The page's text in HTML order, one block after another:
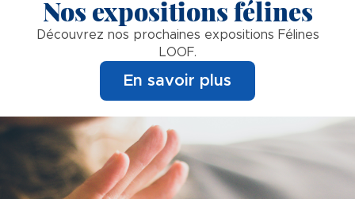
Nos expositions félines
Découvrez nos prochaines expositions Félines
LOOF.
En savoir plus
Image